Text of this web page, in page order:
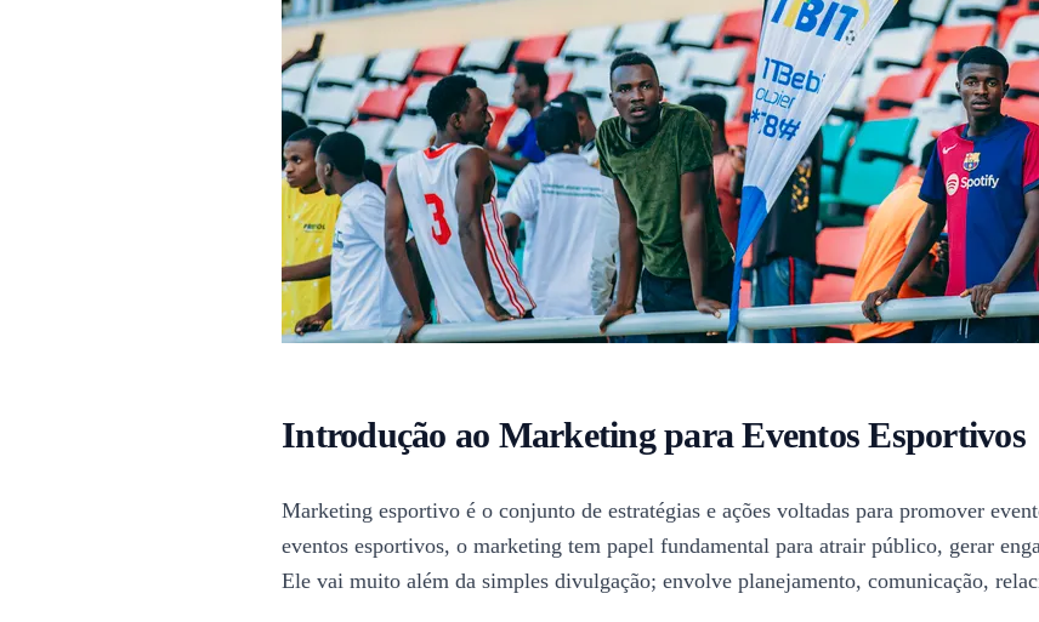
Introdução ao Marketing para Eventos Esportivos
Marketing esportivo é o conjunto de estratégias e ações voltadas para promover
eventos esportivos, o marketing tem papel fundamental para atrair público, gerar
Ele vai muito além da simples divulgação; envolve planejamento, comunicação,